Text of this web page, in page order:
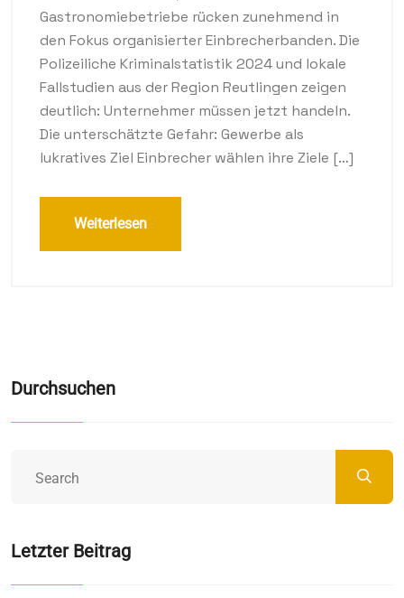
Gastronomiebetriebe rücken zunehmend in
den Fokus organisierter Einbrecherbanden. Die
Polizeiliche Kriminalstatistik 2024 und lokale
Fallstudien aus der Region Reutlingen zeigen
deutlich: Unternehmer müssen jetzt handeln.
Die unterschätzte Gefahr: Gewerbe als
lukratives Ziel Einbrecher wählen ihre Ziele […]
Weiterlesen
Durchsuchen
Letzter Beitrag